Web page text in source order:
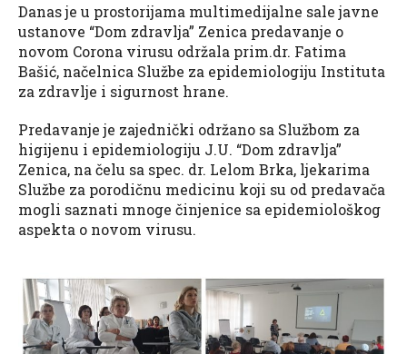
Danas je u prostorijama multimedijalne sale javne
ustanove “Dom zdravlja” Zenica predavanje o
novom Corona virusu održala prim.dr. Fatima
Bašić, načelnica Službe za epidemiologiju Instituta
za zdravlje i sigurnost hrane.
Predavanje je zajednički održano sa Službom za
higijenu i epidemiologiju J.U. “Dom zdravlja”
Zenica, na čelu sa spec. dr. Lelom Brka, ljekarima
Službe za porodičnu medicinu koji su od predavača
mogli saznati mnoge činjenice sa epidemiološkog
aspekta o novom virusu.